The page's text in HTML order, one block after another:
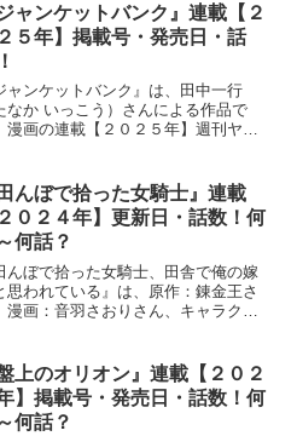
ジャンケットバンク』連載【２
５年】掲載号・発売日・話
ャンケットバンク』は、田中一行
なか いっこう）さんによる作品で
漫画の連載【２０２５年】週刊ヤン
田んぼで拾った女騎士』連載
２０２４年】更新日・話数！何
何話？
んぼで拾った女騎士、田舎で俺の嫁
思われている』は、原作：錬金王さ
漫画：音羽さおりさん、キャラクタ
ンポケット）無料話更新日、話数に
て詳しく紹介していま...
盤上のオリオン』連載【２０２
】掲載号・発売日・話数！何
何話？